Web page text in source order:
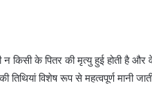
न किसी के पितर की मृत्यु हुई होती है
तिथियां विशेष रूप से महत्वपूर्ण मानी